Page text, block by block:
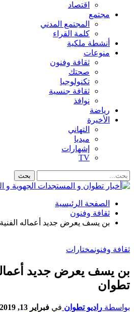
اقتصاد
مجتمع
المجتمع المدني
كلمة القراء
أنشطة ملكية
منوعات
ثقافة وفنون
صحتك
تكنولوجيا
ثقافة جنسية
نوافذ
رياضة
الأخيرة
التهاني
ميديا
إشهارات
TV
الصفحة الرئيسية
ثقافة وفنون
بن يسف يعرض جديد أعماله
ثقافة وفنونمختارات
بن يسف يعرض جديد أعماله
تطوان
بواسطة راديو تطوان في فبراير 13, 2019